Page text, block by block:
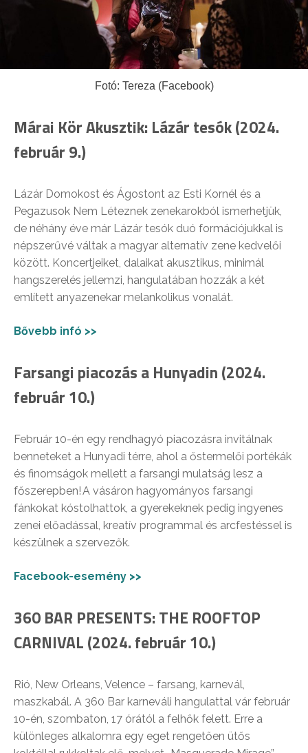
Fotó: Tereza (Facebook)
Márai Kör Akusztik: Lázár tesók (2024.
február 9.)
Lázár Domokost és Ágostont az Esti Kornél és a
Pegazusok Nem Léteznek zenekarokból ismerhetjük,
de néhány éve már Lázár tesók duó formációjukkal is
népszerűvé váltak a magyar alternatív zene kedvelői
között. Koncertjeiket, dalaikat akusztikus, minimál
hangszerelés jellemzi, hangulatában hozzák a két
említett anyazenekar melankolikus vonalát.
Bővebb infó >>
Farsangi piacozás a Hunyadin (2024.
február 10.)
Február 10-én egy rendhagyó piacozásra invitálnak
benneteket a Hunyadi térre, ahol a őstermelői portékák
és finomságok mellett a farsangi mulatság lesz a
főszerepben! A vásáron hagyományos farsangi
fánkokat kóstolhattok, a gyerekeknek pedig ingyenes
zenei előadással, kreatív programmal és arcfestéssel is
készülnek a szervezők.
Facebook-esemény >>
360 BAR PRESENTS: THE ROOFTOP
CARNIVAL (2024. február 10.)
Rió, New Orleans, Velence – farsang, karnevál,
maszkabál. A 360 Bar karneváli hangulattal vár február
10-én, szombaton, 17 órától a felhők felett. Erre a
különleges alkalomra egy eget rengetően ütős